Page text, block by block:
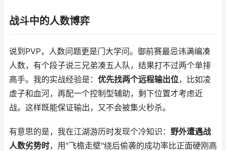
战斗中的人数博弈
说到PVP，人数问题更是门大学问。御前赛最忌讳满编凑
人数，有个段子说三兄弟凑五人队，结果打不过两个单排
高手。我的实战经验是： 优先找两个远程输出位，比如凌
虚子和血河，再配一个控制型辅助，剩下位置才考虑近
战。这样既能保证输出，又不会被集火秒杀。
有意思的是，我在江湖游历时发现个冷知识： 野外遭遇战
人数劣势时，用"飞檐走壁"绕后偷袭的成功率比正面硬刚高